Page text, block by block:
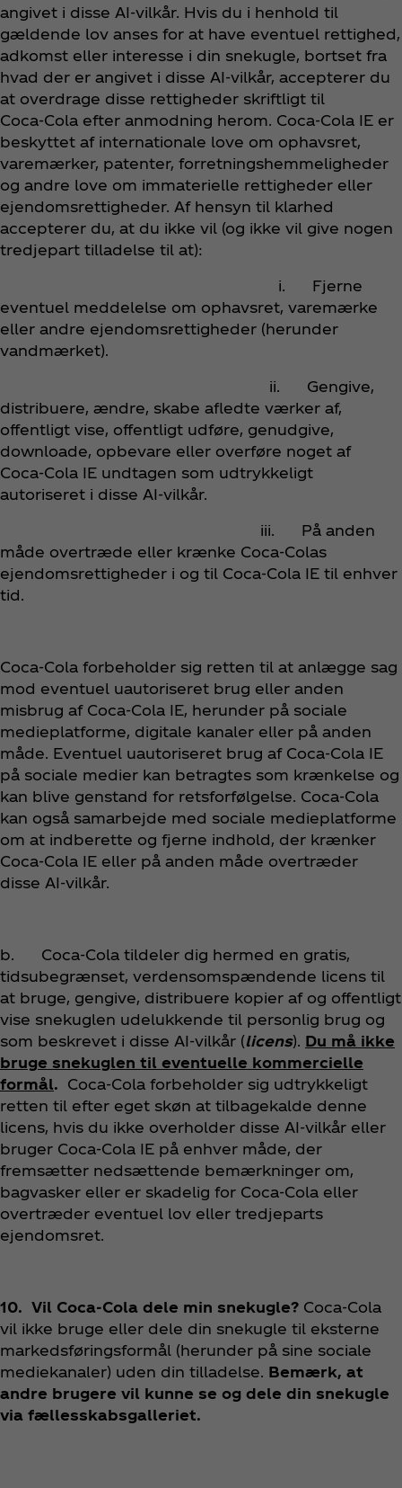
angivet i disse AI-vilkår. Hvis du i henhold til
gældende lov anses for at have eventuel rettighed,
adkomst eller interesse i din snekugle, bortset fra
hvad der er angivet i disse AI-vilkår, accepterer du
at overdrage disse rettigheder skriftligt til
Coca‑Cola efter anmodning herom. Coca‑Cola IE er
beskyttet af internationale love om ophavsret,
varemærker, patenter, forretningshemmeligheder
og andre love om immaterielle rettigheder eller
ejendomsrettigheder. Af hensyn til klarhed
accepterer du, at du ikke vil (og ikke vil give nogen
tredjepart tilladelse til at):
i. Fjerne
eventuel meddelelse om ophavsret, varemærke
eller andre ejendomsrettigheder (herunder
vandmærket).
ii. Gengive,
distribuere, ændre, skabe afledte værker af,
offentligt vise, offentligt udføre, genudgive,
downloade, opbevare eller overføre noget af
Coca‑Cola IE undtagen som udtrykkeligt
autoriseret i disse AI-vilkår.
iii. På anden
måde overtræde eller krænke Coca‑Colas
ejendomsrettigheder i og til Coca‑Cola IE til enhver
tid.
Coca‑Cola forbeholder sig retten til at anlægge sag
mod eventuel uautoriseret brug eller anden
misbrug af Coca‑Cola IE, herunder på sociale
medieplatforme, digitale kanaler eller på anden
måde. Eventuel uautoriseret brug af Coca‑Cola IE
på sociale medier kan betragtes som krænkelse og
kan blive genstand for retsforfølgelse. Coca‑Cola
kan også samarbejde med sociale medieplatforme
om at indberette og fjerne indhold, der krænker
Coca‑Cola IE eller på anden måde overtræder
disse AI-vilkår.
b. Coca‑Cola tildeler dig hermed en gratis,
tidsubegrænset, verdensomspændende licens til
at bruge, gengive, distribuere kopier af og offentligt
vise snekuglen udelukkende til personlig brug og
som beskrevet i disse AI-vilkår (licens). Du må ikke
bruge snekuglen til eventuelle kommercielle
formål. Coca‑Cola forbeholder sig udtrykkeligt
retten til efter eget skøn at tilbagekalde denne
licens, hvis du ikke overholder disse AI-vilkår eller
bruger Coca‑Cola IE på enhver måde, der
fremsætter nedsættende bemærkninger om,
bagvasker eller er skadelig for Coca‑Cola eller
overtræder eventuel lov eller tredjeparts
ejendomsret.
10. Vil Coca‑Cola dele min snekugle? Coca‑Cola
vil ikke bruge eller dele din snekugle til eksterne
markedsføringsformål (herunder på sine sociale
mediekanaler) uden din tilladelse. Bemærk, at
andre brugere vil kunne se og dele din snekugle
via fællesskabsgalleriet.